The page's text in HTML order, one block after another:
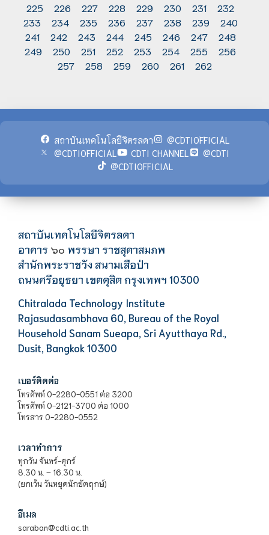
225
226 227 228 229 230 231
232
233
234 235 236 237 238 239
240
241
242 243 244 245 246 247
248
249
250 251 252 253 254 255
256
257
258 259 260 261 262
สถาบันเทคโนโลยีจิตรลดา
@CDTIOFFICIAL
@CDTIOFFICIAL
CDTI CHANNEL
@CDTI
@CDTIOFFICIAL
สถาบันเทคโนโลยีจิตรลดา
อาคาร ๖๐ พรรษา ราชสุดาสมภพ
สำนักพระราชวัง สนามเสือป่า
ถนนศรีอยุธยา เขตดุสิต กรุงเทพฯ 10300
Chitralada Technology Institute
Rajasudasambhava 60, Bureau of the Royal
Household Sanam Sueapa, Sri Ayutthaya Rd.,
Dusit, Bangkok 10300
เบอร์ติดต่อ
โทรศัพท์ 0-2280-0551 ต่อ 3200
โทรศัพท์ 0-2121-3700 ต่อ 1000
โทรสาร 0-2280-0552
เวลาทำการ
ทุกวัน จันทร์-ศุกร์
8.30 น. – 16.30 น.
(ยกเว้น วันหยุดนักขัตฤกษ์)
อีเมล
saraban@cdti.ac.th